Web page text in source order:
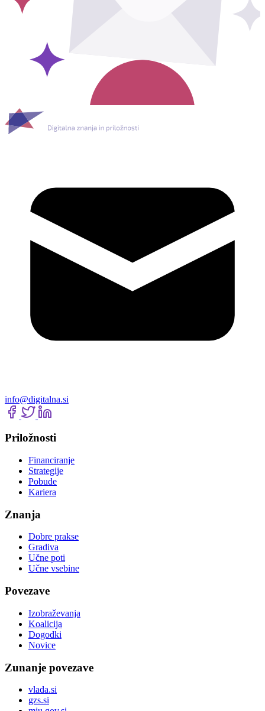
info@digitalna.si
Priložnosti
Financiranje
Strategije
Pobude
Kariera
Znanja
Dobre prakse
Gradiva
Učne poti
Učne vsebine
Povezave
Izobraževanja
Koalicija
Dogodki
Novice
Zunanje povezave
vlada.si
gzs.si